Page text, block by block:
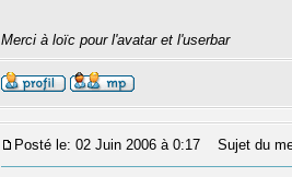
Merci à loïc pour l'avatar et l'userbar
Posté le: 02 Juin 2006 à 0:17 Sujet du